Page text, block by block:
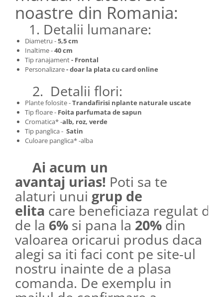
noastre din Romania:
1. Detalii lumanare:
Diametru -5,5 cm
Inaltime -40 cm
Tip ranajament- Frontal
Personalizare- doar la plata cu card online
2. Detalii flori:
Plante folosite -Trandafirisi nplante naturale uscate
Tip floare - Foita parfumata de sapun
Cromatica* -alb, roz, verde
Tip panglica - Satin
Culoare panglica* -alba
Ai acum un
avantaj urias! Poti sa te
alaturi unui grup de
elita care beneficiaza regulat de
de la 6% si pana la 20% din
valoarea oricarui produs daca
alegi sa iti faci cont pe site-ul
nostru inainte de a plasa
comanda. De exemplu in